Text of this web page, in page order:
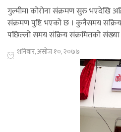
गुल्मीमा कोरोना संक्रमण सुरु भएदेखि
संक्रमण पुष्टि भएको छ । कुनैसमय
पछिल्लो समय संक्रिय संक्रमितको
शनिबार, असोज १०, २०७७